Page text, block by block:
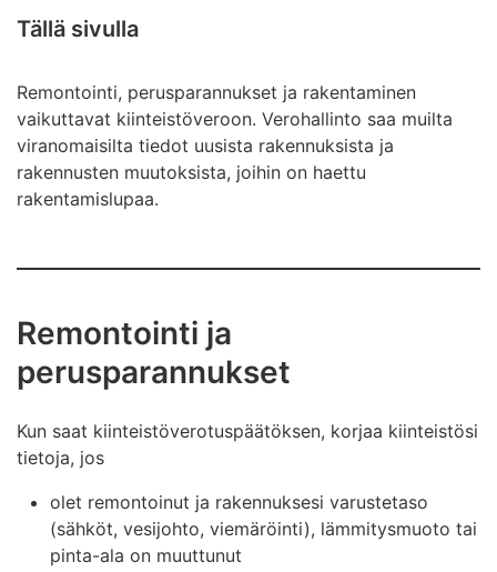
Tällä sivulla
Remontointi, perusparannukset ja rakentaminen
vaikuttavat kiinteistöveroon. Verohallinto saa muilta
viranomaisilta tiedot uusista rakennuksista ja
rakennusten muutoksista, joihin on haettu
rakentamislupaa.
Remontointi ja
perusparannukset
Kun saat kiinteistöverotuspäätöksen, korjaa kiinteistösi
tietoja, jos
olet remontoinut ja rakennuksesi varustetaso
(sähköt, vesijohto, viemäröinti), lämmitysmuoto tai
pinta-ala on muuttunut